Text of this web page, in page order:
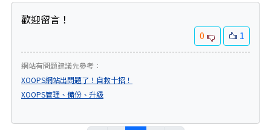
歡迎留言！
0 1
網站有問題建議先參考：
XOOPS網站出問題了！自救十招！
XOOPS管理、備份、升級